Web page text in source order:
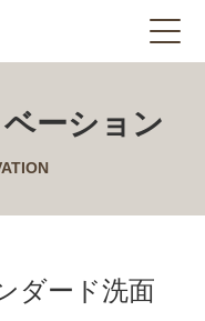
ーション
ダード洗面